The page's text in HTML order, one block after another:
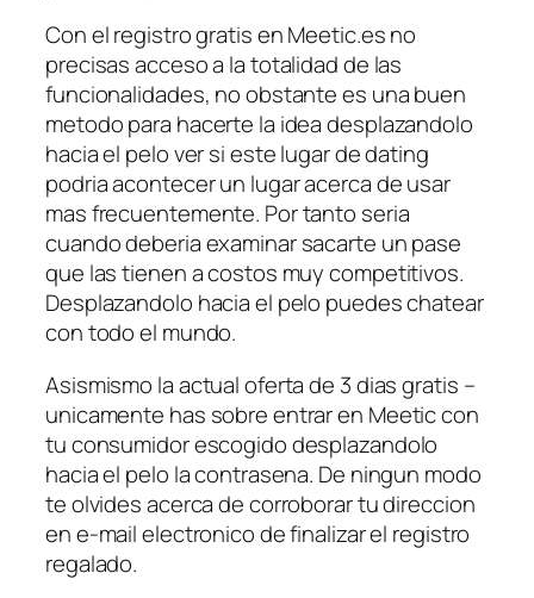
Con el registro gratis en Meetic.es no
precisas acceso a la totalidad de las
funcionalidades, no obstante es una buen
metodo para hacerte la idea desplazandolo
hacia el pelo ver si este lugar de dating
podria acontecer un lugar acerca de usar
mas frecuentemente. Por tanto seri­a
cuando deberia examinar sacarte un pase
que las tienen a costos muy competitivos.
Desplazandolo hacia el pelo puedes chatear
con todo el mundo.
Asismismo la actual oferta de 3 dias gratis –
unicamente has sobre entrar en Meetic con
tu consumidor escogido desplazandolo
hacia el pelo la contrasena. De ningun modo
te olvides acerca de corroborar tu direccion
en e-mail electronico de finalizar el registro
regalado.